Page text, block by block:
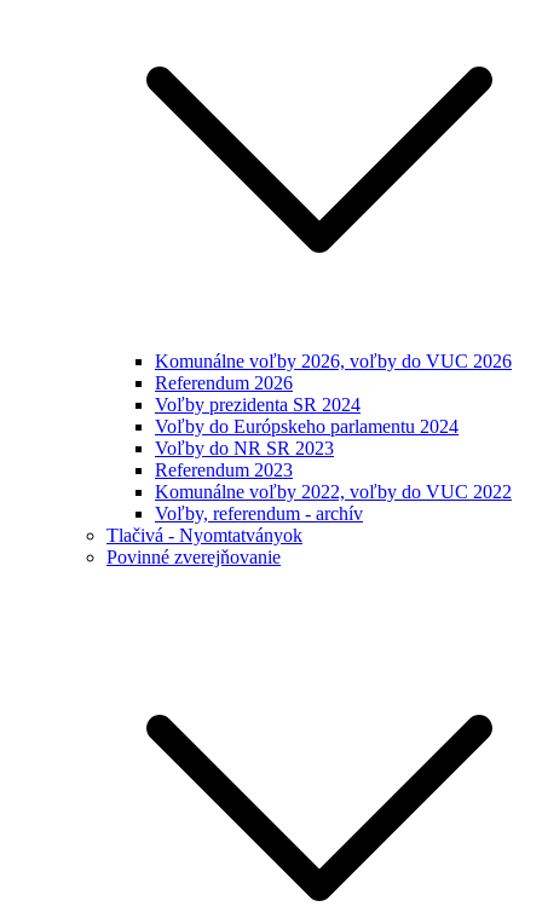
Komunálne voľby 2026, voľby do VUC 2026
Referendum 2026
Voľby prezidenta SR 2024
Voľby do Európskeho parlamentu 2024
Voľby do NR SR 2023
Referendum 2023
Komunálne voľby 2022, voľby do VUC 2022
Voľby, referendum - archív
Tlačivá - Nyomtatványok
Povinné zverejňovanie